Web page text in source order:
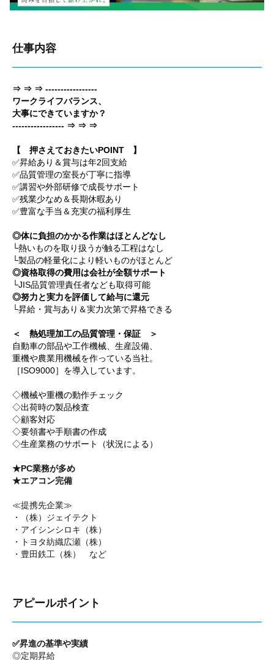
仕事内容
⇒ ⇒ ⇒ -----------------
ワークライフバランス、
大事にできていますか？
----------------- ⇒ ⇒ ⇒
【 押さえておきたいPOINT 】
✅昇給あり＆賞与は年2回支給
✅品質管理の室長が丁寧に指導
✅講習や外部研修で成長サポート
✅残業少なめ＆長期休暇あり
✅豊富な手当＆充実の福利厚生
◎体に負担のかかる作業はほとんどなし
└熱いものを取り扱うが触る工程はなし
└製品の軽量化により軽いものがほとんど
◎資格取得の費用は会社が全額サポート
└JIS品質管理責任者なども取得可能
◎努力と実力を評価して給与に還元
└昇給・賞与あり＆実力次第で昇格できる
＜ 熱処理加工の品質管理・保証 ＞
自動車の部品や工作機械、生産設備、
重機や農業用機械を作っている当社。
［ISO9000］を導入しています。
◇機械や重機の動作チェック
◇出荷時の製品検査
◇顧客対応
◇要領書や手順書の作成
◇生産業務のサポート（状況による）
★PC業務が多め
★エアコン完備
≪提携先企業≫
・（株）ジェイテクト
・アイシンシロキ（株）
・トヨタ紡織広瀬（株）
・豊田鉄工（株） など
アピールポイント
✅昇進の基準や実績
◎定期昇給